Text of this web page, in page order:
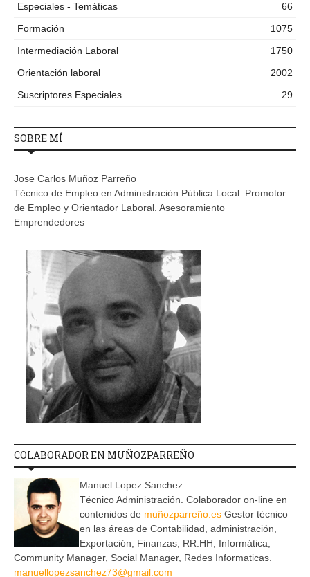
Especiales - Temáticas
66
Formación
1075
Intermediación Laboral
1750
Orientación laboral
2002
Suscriptores Especiales
29
SOBRE MÍ
Jose Carlos Muñoz Parreño
Técnico de Empleo en Administración Pública Local. Promotor
de Empleo y Orientador Laboral. Asesoramiento
Emprendedores
COLABORADOR EN MUÑOZPARREÑO
Manuel Lopez Sanchez.
Técnico Administración. Colaborador on-line en
contenidos de muñozparreño.es Gestor técnico
en las áreas de Contabilidad, administración,
Exportación, Finanzas, RR.HH, Informática,
Community Manager, Social Manager, Redes Informaticas.
manuellopezsanchez73@gmail.com